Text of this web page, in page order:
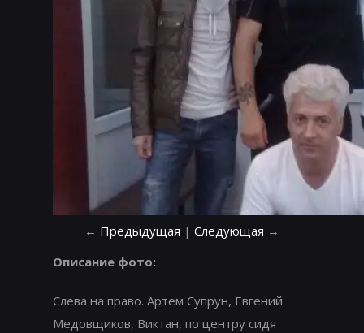
← Предыдущая | Следующая →
Описание фото:
Слева на право. Артем Супрун, Евгений
Медовщиков, Виктан, по центру сидя